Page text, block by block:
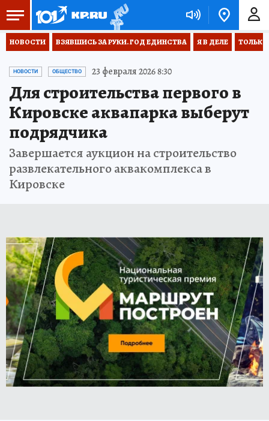
НОВОСТИ ВЗЯВШИСЬ ЗА РУКИ. ГОД ЕДИНСТВА Я В ДЕЛЕ ТОЛЬКО
НОВОСТИ ОБЩЕСТВО 23 февраля 2026 8:30
Для строительства первого в
Кировске аквапарка выберут
подрядчика
Завершается аукцион на строительство
развлекательного аквакомплекса в
Кировске